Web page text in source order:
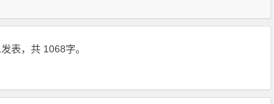
发表，共 1068字。